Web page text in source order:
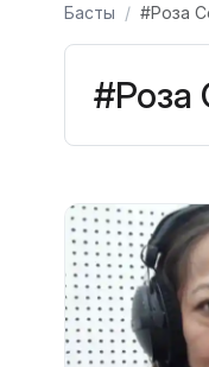
Басты #Роза
#Роза